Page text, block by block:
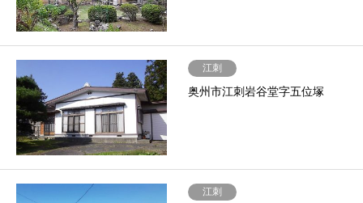
江刺
奥州市江刺岩谷堂字五位塚
江刺